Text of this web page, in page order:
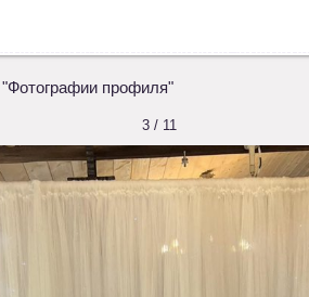
профиля"
3 / 11